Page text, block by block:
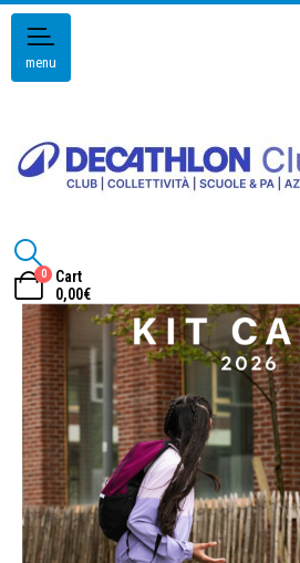
menu
0
Cart
0,00€